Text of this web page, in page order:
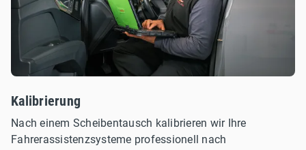
Kalibrierung
Nach einem Scheibentausch kalibrieren wir Ihre
Fahrerassistenzsysteme professionell nach